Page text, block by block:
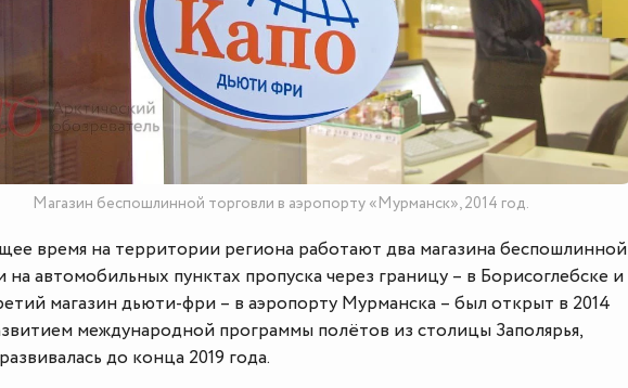
Магазин беспошлинной торговли в аэропорту «Мурманск», 2014 год.
время на территории региона работают два магазина беспошлинной
на автомобильных пунктах пропуска через границу – в Борисоглебске и
магазин дьюти-фри – в аэропорту Мурманска – был открыт в 2014
международной программы полётов из столицы Заполярья,
до конца 2019 года.